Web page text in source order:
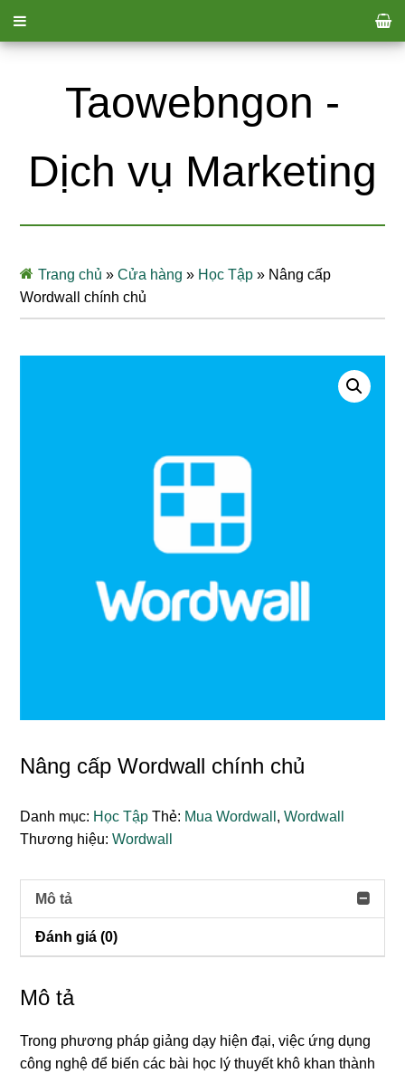
Taowebngon -
Dịch vụ Marketing
Trang chủ »Cửa hàng » Học Tập » Nâng cấp
Wordwall chính chủ
Nâng cấp Wordwall chính chủ
Danh mục: Học Tập Thẻ: Mua Wordwall ,Wordwall
Thương hiệu:Wordwall
Mô tả
Đánh giá (0)
Mô tả
Trong phương pháp giảng dạy hiện đại, việc ứng dụng
công nghệ để biến các bài học lý thuyết khô khan thành